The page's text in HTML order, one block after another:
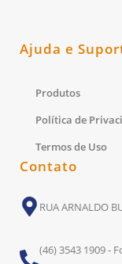
Ajuda e
Produtos
Política de
Termos de Uso
Contato
RUA ARNALDO
(46) 3543 1909 -